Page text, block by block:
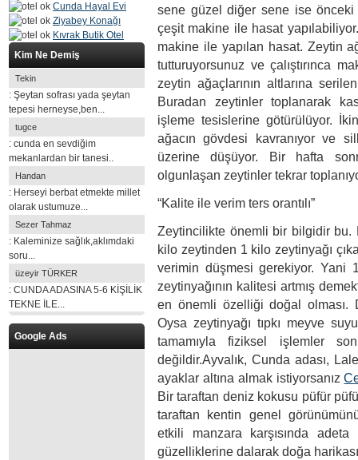
Cunda Hayal Evi
Ziyabey Konağı
Kıvrak Butik Otel
Kim Ne Demiş
Tekin
: Şeytan sofrası yada şeytan
tepesi herneyse,ben...
tugce
: cunda en sevdiğim
mekanlardan bir tanesi..
Handan
: Herseyi berbat etmekte millet
olarak ustumuze...
Sezer Tahmaz
: Kaleminize sağlık,aklımdaki
soru...
üzeyir TÜRKER
: CUNDA ADASINA 5-6 KİŞİLİK
TEKNE İLE...
Google Ads
sene güzel diğer sene ise
çeşit makine ile hasat
makine ile yapılan hasat. Zeytin
tutturuyorsunuz ve çalıştırınca
zeytin ağaçlarının altlarına
Buradan zeytinler toplanarak
işleme tesislerine götürülüyor.
ağacın gövdesi kavranıyor ve
üzerine düşüyor. Bir hafta
olgunlaşan zeytinler tekrar
“Kalite ile verim ters orantılı”
Zeytincilikte önemli bir bilgidir bu.
kilo zeytinden 1 kilo zeytinyağı
verimin düşmesi gerekiyor. Yani
zeytinyağının kalitesi artmış
en önemli özelliği doğal olması.
Oysa zeytinyağı tıpkı meyve
tamamıyla fiziksel işlemler
değildir.Ayvalık, Cunda adası,
ayaklar altına almak istiyorsanız
Bir taraftan deniz kokusu püfür
taraftan kentin genel
etkili manzara karşısında
güzelliklerine dalarak doğa